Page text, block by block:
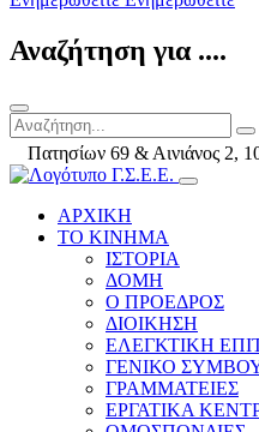
Αναζήτηση για ....
Πατησίων 69 & Αινιάνος 2,
ΑΡΧΙΚΗ
ΤΟ ΚΙΝΗΜΑ
ΙΣΤΟΡΙΑ
ΔΟΜΗ
Ο ΠΡΟΕΔΡΟΣ
ΔΙΟΙΚΗΣΗ
ΕΛΕΓΚΤΙΚΗ
ΓΕΝΙΚΟ
ΓΡΑΜΜΑΤΕΙΕΣ
ΕΡΓΑΤΙΚΑ